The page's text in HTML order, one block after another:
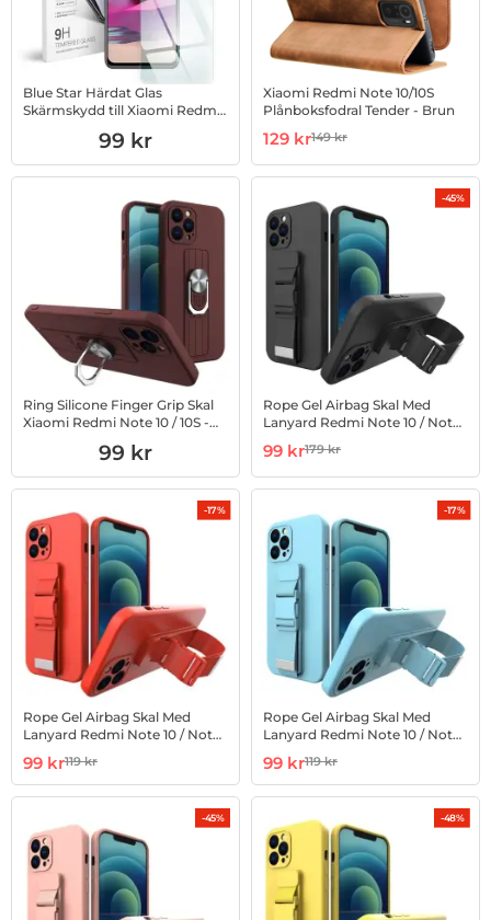
Blue Star Härdat Glas
Skärmskydd till Xiaomi Redmi
Art. nr 1002887708
99 kr
Xiaomi Redmi Note 10/10S
Plånboksfodral Tender - Brun
Art. nr 1002893975
rea pris
129 krtidigare pris
149 kr
Ring Silicone Finger Grip Skal
Xiaomi Redmi Note 10 / 10S -
Art. nr 1002865503
99 kr
-45%
Rope Gel Airbag Skal Med
Lanyard Redmi Note 10 / Note
Art. nr 1002866875
rea pris
99 krtidigare pris
179 kr
-17%
Rope Gel Airbag Skal Med
Lanyard Redmi Note 10 / Note
Art. nr 1002866877
rea pris
99 krtidigare pris
119 kr
-17%
Rope Gel Airbag Skal Med
Lanyard Redmi Note 10 / Note
Art. nr 1002866878
rea pris
99 krtidigare pris
119 kr
-45% -48%